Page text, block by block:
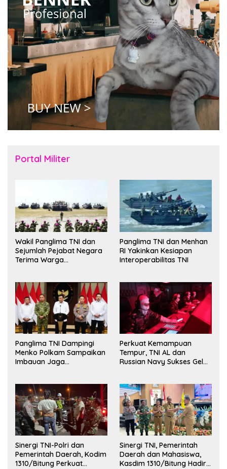
Portal Militer
Wakil Panglima TNI dan
Sejumlah Pejabat Negara
Terima Warga
Panglima TNI dan Menhan
RI Yakinkan Kesiapan
Interoperabilitas TNI
Panglima TNI Dampingi
Menko Polkam Sampaikan
Imbauan Jaga
Perkuat Kemampuan
Tempur, TNI AL dan
Russian Navy Sukses Gelar
Sinergi TNI-Polri dan
Pemerintah Daerah, Kodim
1310/Bitung Perkuat
Sinergi TNI, Pemerintah
Daerah dan Mahasiswa,
Kasdim 1310/Bitung Hadiri